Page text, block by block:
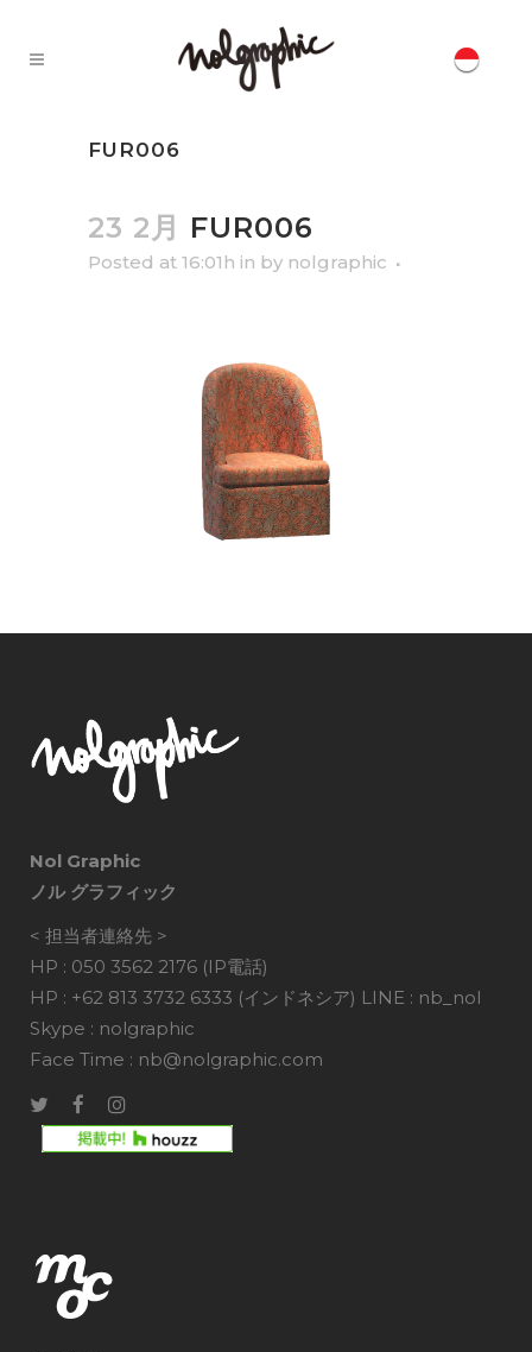
FUR006
23 2月 FUR006
Posted at 16:01h in by nolgraphic
Nol Graphic
ノル グラフィック
< 担当者連絡先 >
HP : 050 3562 2176 (IP電話)
HP : +62 813 3732 6333 (インドネシア) LINE : nb_nol
Skype : nolgraphic
Face Time : nb@nolgraphic.com